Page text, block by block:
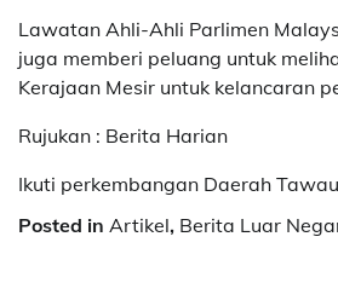
Lawatan Ahli-Ahli Parlimen
juga memberi peluang untuk
Kerajaan Mesir untuk kelancaran
Rujukan : Berita Harian
Ikuti perkembangan Daerah
Posted in Artikel, Berita Luar